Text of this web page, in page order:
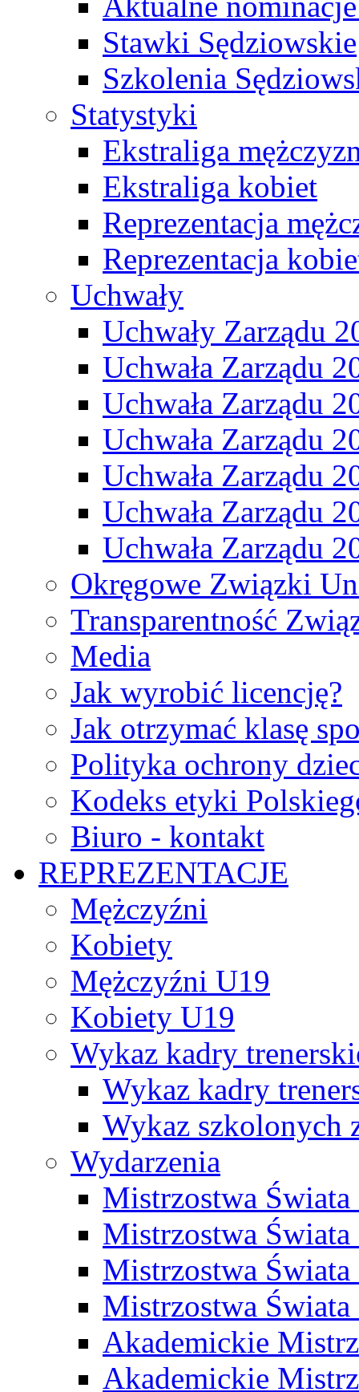
Stawki Sędziowskie
Szkolenia
Statystyki
Ekstraliga
Ekstraliga kobiet
Reprezentacja
Reprezentacja
Uchwały
Uchwały Zarządu
Uchwała Zarządu
Uchwała Zarządu
Uchwała Zarządu
Uchwała Zarządu
Uchwała Zarządu
Uchwała Zarządu
Okręgowe Związki
Transparentność
Media
Jak wyrobić licencję?
Jak otrzymać klasę
Polityka ochrony
Kodeks etyki
Biuro - kontakt
REPREZENTACJE
Mężczyźni
Kobiety
Mężczyźni U19
Kobiety U19
Wykaz kadry
Wykaz kadry
Wykaz szkolonych
Wydarzenia
Mistrzostwa
Mistrzostwa
Mistrzostwa
Mistrzostwa
Akademickie
Akademickie